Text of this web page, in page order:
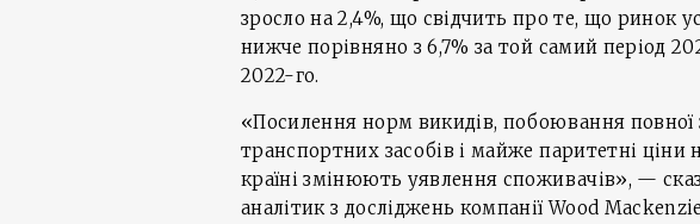
зросло на 2,4%, що свідчить про те, що ринок
нижче порівняно з 6,7% за той самий період
2022-го.
«Посилення норм викидів, побоювання повної
транспортних засобів і майже паритетні ціни
країні змінюють уявлення споживачів», —
аналітик з досліджень компанії Wood